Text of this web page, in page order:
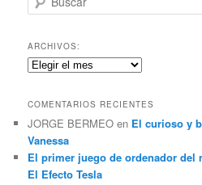
u
c
a
r
ARCHIVOS:
Archivos:
COMENTARIOS RECIENTES
JORGE BERMEO en El curioso y
Vanessa
El primer juego de ordenador del
El Efecto Tesla